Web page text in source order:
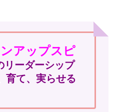
アップスピ
リーダーシップ
て、実らせる